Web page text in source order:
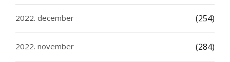
2022. december (254)
2022. november (284)